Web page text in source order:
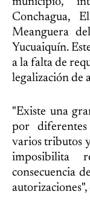
Conchagua,
Meanguera
Yucuaiquín.
a la falta de
legalización de
"Existe una
por
varios tributos
imposibilita
consecuencia